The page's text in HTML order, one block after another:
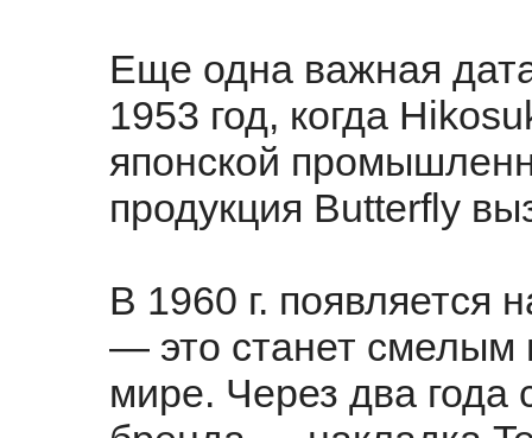
Еще одна важная
1953 год, когда
японской
продукция Butterfly
В 1960 г. появляется
— это станет смелым
мире. Через два года